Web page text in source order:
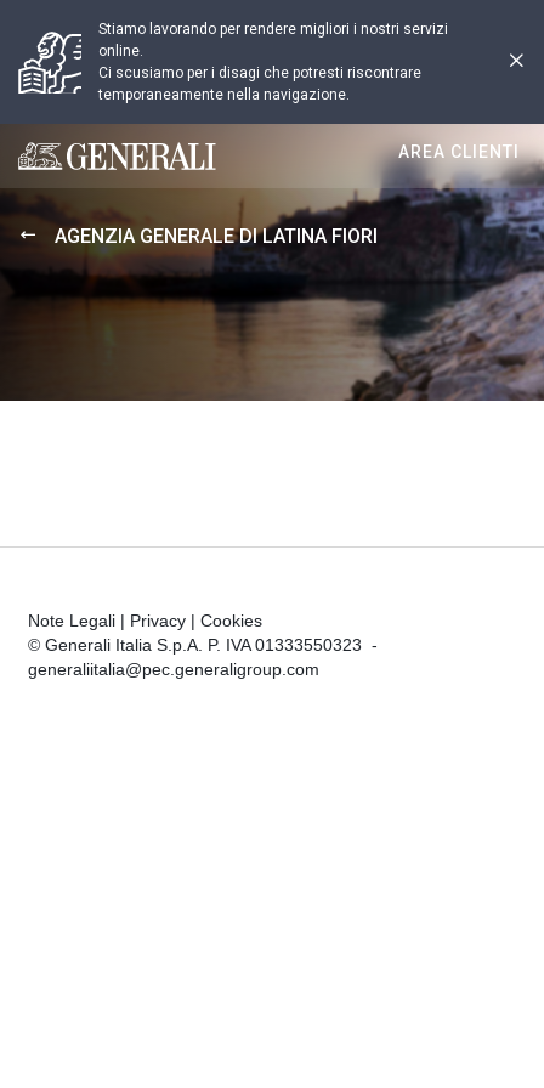
Stiamo lavorando per rendere migliori i nostri servizi
online.
Ci scusiamo per i disagi che potresti riscontrare
temporaneamente nella navigazione.
Generali logo
AREA CLIENTI
AGENZIA GENERALE DI LATINA FIORI
Note Legali | Privacy | Cookies
© Generali Italia S.p.A. P. IVA 01333550323 -
generaliitalia@pec.generaligroup.com